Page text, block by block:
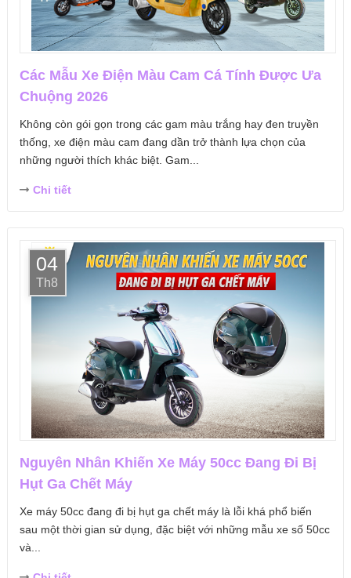
Các Mẫu Xe Điện Màu Cam Cá Tính Được Ưa
Chuộng 2026
Không còn gói gọn trong các gam màu trắng hay đen truyền
thống, xe điện màu cam đang dần trở thành lựa chọn của
những người thích khác biệt. Gam...
Chi tiết
04
Th8
Nguyên Nhân Khiến Xe Máy 50cc Đang Đi Bị
Hụt Ga Chết Máy
Xe máy 50cc đang đi bị hụt ga chết máy là lỗi khá phổ biến
sau một thời gian sử dụng, đặc biệt với những mẫu xe số 50cc
và...